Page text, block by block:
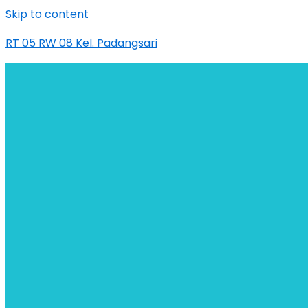
Skip to content
RT 05 RW 08 Kel. Padangsari